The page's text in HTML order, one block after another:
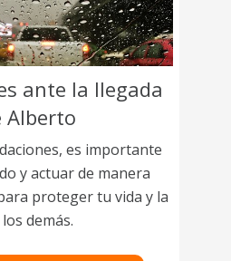
ante la llegada
Alberto
es importante
y actuar de manera
proteger tu vida y la
demás.